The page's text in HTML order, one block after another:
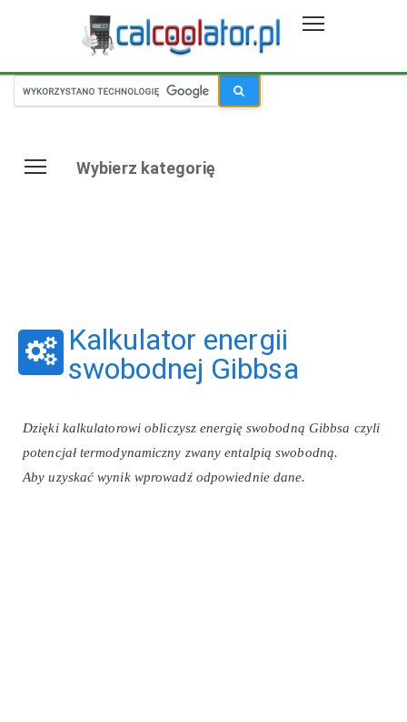
Wybierz kategorię
Kalkulator energii
swobodnej Gibbsa
Dzięki kalkulatorowi obliczysz energię swobodną Gibbsa czyli
potencjał termodynamiczny zwany entalpią swobodną.
Aby uzyskać wynik wprowadź odpowiednie dane.